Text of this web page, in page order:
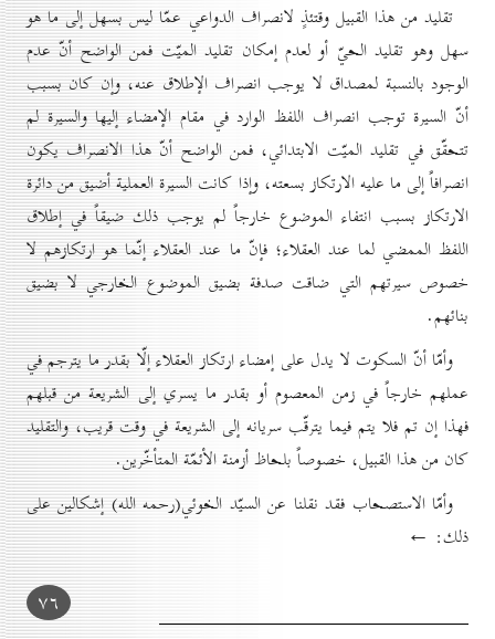
تقليد من هذا القبيل وقتئذٍ لانصراف الدواعي عمّا ليس بسهل إلى ما هو
سهل وهو تقليد الحيّ أو لعدم إمكان تقليد الميّت فمن الواضح أنّ عدم
الوجود بالنسبة لمصداق لا يوجب انصراف الإطلاق عنه، وإن كان بسبب
أنّ السيرة توجب انصراف اللفظ الوارد في مقام الإمضاء إليها والسيرة لم
تتحقّق في تقليد الميّت الابتدائي، فمن الواضح أنّ هذا الانصراف يكون
انصرافاً إلى ما عليه الارتكاز بسعته، وإذا كانت السيرة العملية أضيق من دائرة
الارتكاز بسبب انتفاء الموضوع خارجاً لم يوجب ذلك ضيقاً في إطلاق
اللفظ الممضي لما عند العقلاء؛ فإنّ ما عند العقلاء إنّما هو ارتكازهم لا
خصوص سيرتهم التي ضاقت صدفة بضيق الموضوع الخارجي لا بضيق
بنائهم.
وأمّا أنّ السكوت لا يدل على إمضاء ارتكاز العقلاء إلّا بقدر ما يترجم في
عملهم خارجاً في زمن المعصوم أو بقدر ما يسري إلى الشريعة من قبلهم
فهذا إن تم فلا يتم فيما يترقّب سريانه إلى الشريعة في وقت قريب، والتقليد
كان من هذا القبيل، خصوصاً بلحاظ أزمنة الأئمّة المتأخّرين.
وأمّا الاستصحاب فقد نقلنا عن السيّد الخوئي(رحمه الله) إشكالين على
ذلك: ←
۷٦